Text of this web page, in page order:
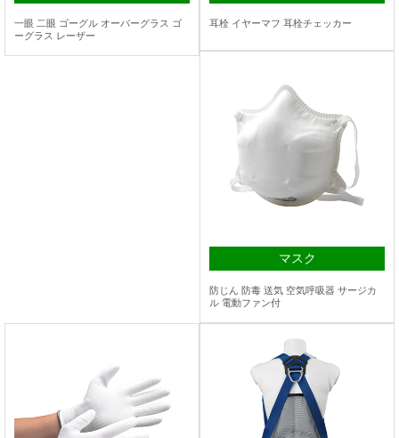
一眼 二眼 ゴーグル オーバーグラス ゴ
ーグラス レーザー
耳栓 イヤーマフ 耳栓チェッカー
マスク
防じん 防毒 送気 空気呼吸器 サージカ
ル 電動ファン付